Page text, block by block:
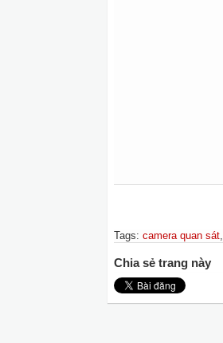
Tags: camera quan sát,
Chia sẻ trang này